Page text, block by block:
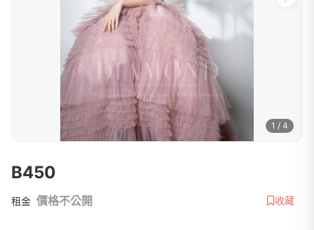
1 / 4
B450
租金 價格不公開 收藏